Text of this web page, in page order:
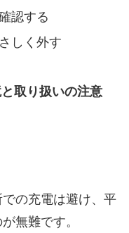
認する
しく外す
取り扱いの注意
の充電は避け、平
無難です。